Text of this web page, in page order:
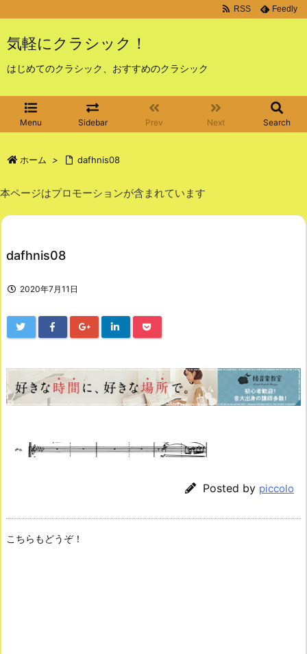
気軽にクラシック！
はじめてのクラシック、おすすめのクラシック
Menu Sidebar Prev Next Search
RSS Feedly
ホーム > dafhnis08
本ページはプロモーションが含まれています
dafhnis08
2020年7月11日
Posted by piccolo
こちらもどうぞ！